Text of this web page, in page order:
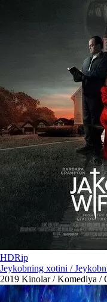
HDRip
Jeykobning xotini /
2019 Kinolar / Komediya